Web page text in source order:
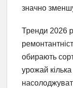
значно
Тренди 2026
обирають
урожай